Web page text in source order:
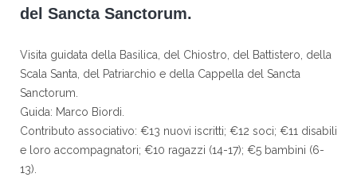
del Sancta Sanctorum.
Visita guidata della Basilica, del Chiostro, del Battistero, della
Scala Santa, del Patriarchio e della Cappella del Sancta
Sanctorum.
Guida: Marco Biordi.
Contributo associativo: €13 nuovi iscritti; €12 soci; €11 disabili
e loro accompagnatori; €10 ragazzi (14-17); €5 bambini (6-
13).